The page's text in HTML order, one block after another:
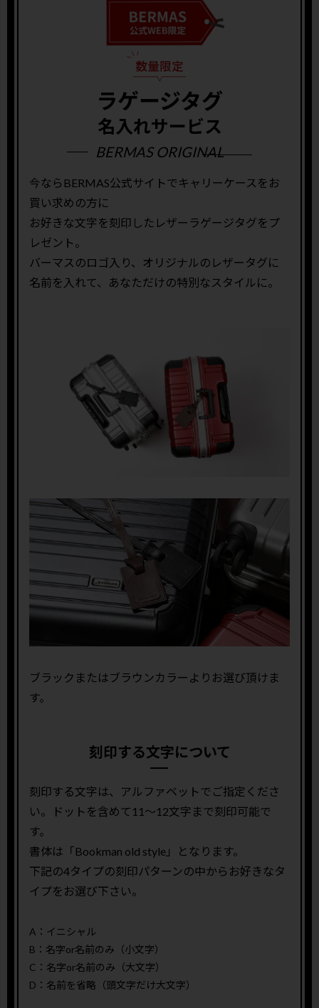
ラゲージタグ
名入れサービス
BERMAS ORIGINAL
今ならBERMAS公式サイトでキャリーケースをお
買い求めの方に
お好きな文字を刻印したレザーラゲージタグをプ
レゼント。
バーマスのロゴ入り、オリジナルのレザータグに
名前を入れて、あなただけの特別なスタイルに。
ブラックまたはブラウンカラーよりお選び頂けま
す。
刻印する文字について
刻印する文字は、アルファベットでご指定くださ
い。ドットを含めて11〜12文字まで刻印可能で
す。
書体は「Bookman old style」となります。
下記の4タイプの刻印パターンの中からお好きなタ
イプをお選び下さい。
A：イニシャル
B：名字or名前のみ（小文字）
C：名字or名前のみ（大文字）
D：名前を省略（頭文字だけ大文字）